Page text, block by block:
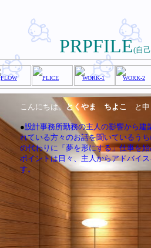
PRPFILE(自
こんにちは。 とくやま ちよこ と申
●設計事務所勤務の主人の影響から
れている方々のお話を聞いているう
の代わりに「夢を形にする」仕事を
ポイントは日々、主人からアドバイ
す。
FLOW PLICE WORK-1 WORK-2